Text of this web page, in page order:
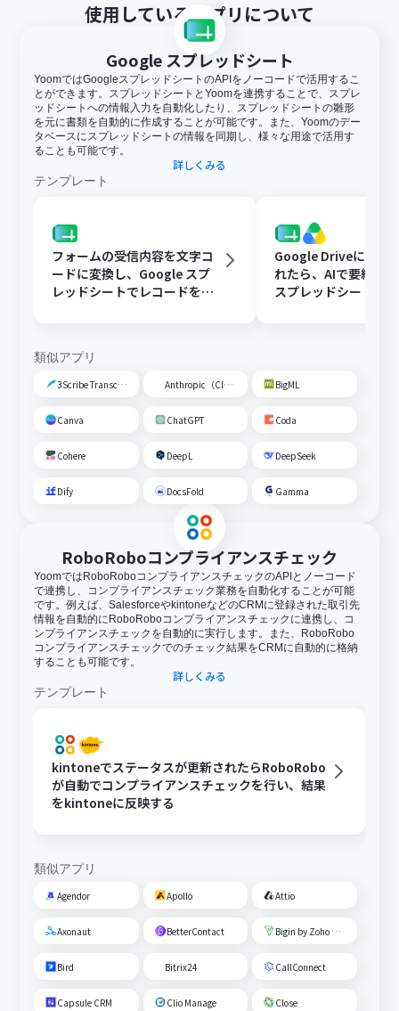
使用しているアプリについて
Google スプレッドシート
YoomではGoogleスプレッドシートのAPIをノーコードで活用するこ
とができます。スプレッドシートとYoomを連携することで、スプレ
ッドシートへの情報入力を自動化したり、スプレッドシートの雛形
を元に書類を自動的に作成することが可能です。また、Yoomのデー
タベースにスプレッドシートの情報を同期し、様々な用途で活用す
ることも可能です。
詳しくみる
テンプレート
フォームの受信内容を文字コ
ードに変換し、Google スプ
レッドシートでレコードを追
Google Driveに文書
れたら、AIで要約し
スプレッドシートの
類似アプリ
3Scribe Transcription Anthropic（Claude） BigML
Canva ChatGPT Coda
Cohere DeepL DeepSeek
Dify DocsFold Gamma
RoboRoboコンプライアンスチェック
YoomではRoboRoboコンプライアンスチェックのAPIとノーコード
で連携し、コンプライアンスチェック業務を自動化することが可能
です。例えば、SalesforceやkintoneなどのCRMに登録された取引先
情報を自動的にRoboRoboコンプライアンスチェックに連携し、コ
ンプライアンスチェックを自動的に実行します。また、RoboRobo
コンプライアンスチェックでのチェック結果をCRMに自動的に格納
することも可能です。
詳しくみる
テンプレート
kintoneでステータスが更新されたらRoboRobo
が自動でコンプライアンスチェックを行い、結果
をkintoneに反映する
類似アプリ
Agendor Apollo Attio
Axonaut BetterContact Bigin by Zoho CRM
Bird Bitrix24 CallConnect
Capsule CRM Clio Manage Close